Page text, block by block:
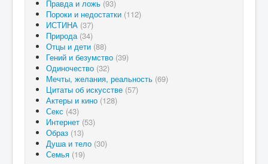
Правда и ложь (93)
Пороки и недостатки (112)
ИСТИНА (37)
Природа (34)
Отцы и дети (88)
Гений и безумство (39)
Одиночество (32)
Мечты, желания, реальность (69)
Цитаты об искусстве (57)
Актеры и кино (128)
Секс (43)
Интернет (53)
Образ (13)
Душа и тело (30)
Семья (19)